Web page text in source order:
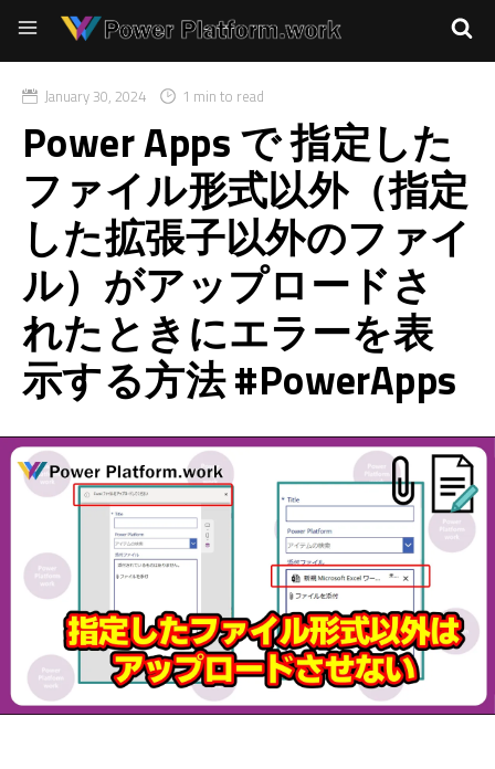
January 30, 2024 1 min to read
Power Apps で 指定した
ファイル形式以外（指定
した拡張子以外のファイ
ル）がアップロードさ
れたときにエラーを表
示する方法 #PowerApps